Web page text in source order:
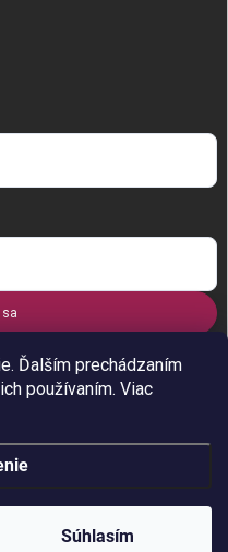
Ďalším prechádzaním
používaním. Viac
Súhlasím
sa
práva vyhradené.